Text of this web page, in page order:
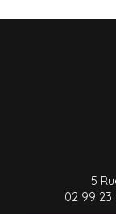
5
02 99 23